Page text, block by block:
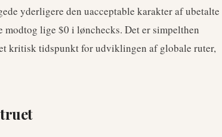
yderligere den uacceptable karakter af ubetalte
lige $0 i lønchecks. Det er simpelthen
kritisk tidspunkt for udviklingen af globale ruter,